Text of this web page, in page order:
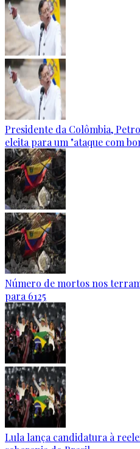
Presidente da Colômbia,
eleita para um "ataque com
Número de mortos nos
para 6125
Lula lança candidatura à